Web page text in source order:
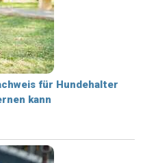
für Hundehalter
kann